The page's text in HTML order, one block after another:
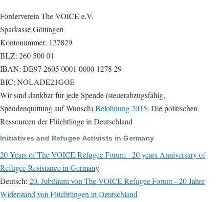
Förderverein The VOICE e.V.
Sparkasse Göttingen
Kontonummer: 127829
BLZ: 260 500 01
IBAN: DE97 2605 0001 0000 1278 29
BIC: NOLADE21GOE
Wir sind dankbar für jede Spende (steuerabzugsfähig,
Spendenquittung auf Wunsch)Belohnung 2015: Die politischen
Ressourcen der Flüchtlinge in Deutschland
Initiatives and Refugee Activists in Germany
20 Years of The VOICE Refugee Forum - 20 years Anniversary of
Refugee Resistance in Germany
Deutsch: 20. Jubiläum von The VOICE Refugee Forum - 20 Jahre
Widerstand von Flüchtlingen in Deutschland